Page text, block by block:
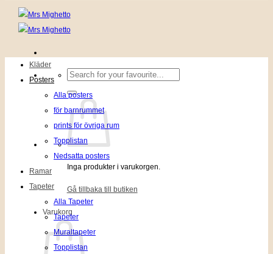
Sök
efter:
Inga produkter i varukorgen.
Gå tillbaka till butiken
Varukorg
Kläder
Posters
Alla posters
för barnrummet
prints för övriga rum
Topplistan
Nedsatta posters
Ramar
Tapeter
Alla Tapeter
Tapeter
Muraltapeter
Topplistan